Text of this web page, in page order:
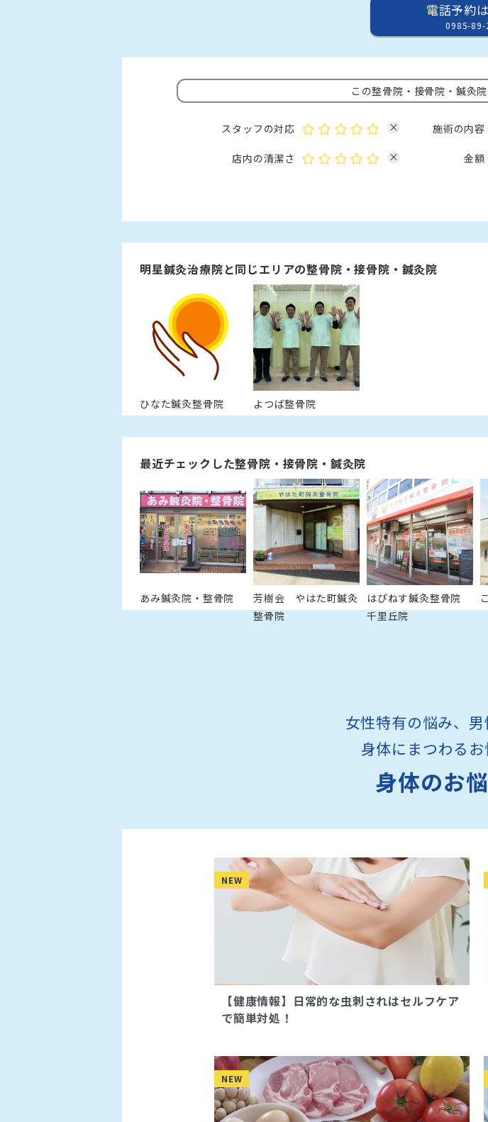
電話予約
0985-89-
この整骨院・接骨院・鍼灸
スタッフの対応 × 施術の内容
店内の清潔さ × 金額
明星鍼灸治療院と同じエリアの整骨院・接骨院・鍼灸院
ひなた鍼灸整骨院 よつば整骨院
最近チェックした整骨院・接骨院・鍼灸院
あみ鍼灸院・整骨院
芳樹会 やはた町鍼灸
整骨院
はぴねす鍼灸整骨院
千里丘院
女性特有の悩み、
身体にまつわるお
身体のお
NEW
【健康情報】日常的な虫刺されはセルフケア
で簡単対処！
NEW